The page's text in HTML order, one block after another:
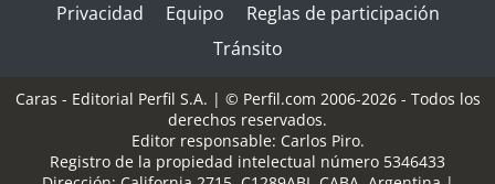
Privacidad
Equipo
Reglas de participación
Tránsito
Caras - Editorial Perfil S.A. | © Perfil.com 2006-2026 - Todos los
derechos reservados.
Editor responsable: Carlos Piro.
Registro de la propiedad intelectual número 5346433